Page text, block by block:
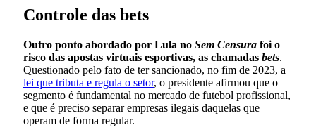
Controle das bets
Outro ponto abordado por Lula no Sem Censura foi o
risco das apostas virtuais esportivas, as chamadas bets.
Questionado pelo fato de ter sancionado, no fim de 2023, a
lei que tributa e regula o setor, o presidente afirmou que o
segmento é fundamental no mercado de futebol profissional,
e que é preciso separar empresas ilegais daquelas que
operam de forma regular.